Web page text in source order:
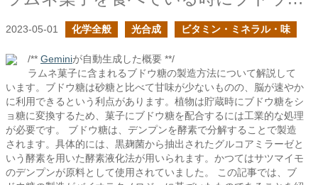
2023-05-01 化学全般 光合成 ビタミン・ミネラル・味
/** Geminiが自動生成した概要 **/
ラムネ菓子に含まれるブドウ糖の製造方法について解説して
います。ブドウ糖は砂糖と比べて甘味が少ないものの、脳が速やか
に利用できるという利点があります。植物は貯蔵時にブドウ糖をシ
ョ糖に変換するため、菓子にブドウ糖を配合するには工業的な処理
が必要です。 ブドウ糖は、デンプンを酵素で分解することで製造
されます。具体的には、黒麹菌から抽出されたグルコアミラーゼと
いう酵素を用いた酵素液化法が用いられます。かつてはサツマイモ
のデンプンが原料として使用されていました。 この記事では、ブ